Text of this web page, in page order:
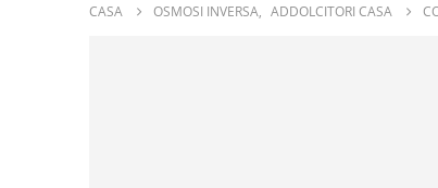
CASA OSMOSI INVERSA, ADDOLCITORI CASA